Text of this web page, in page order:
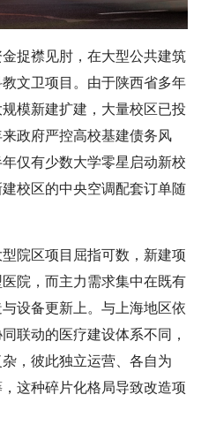
捉襟见肘，在大型公共建筑
文卫项目。由于陕西省多年
模新建扩建，大量校区已投
政府严控高校基建债务风
仅有少数大学零星启动新校
校区的中央空调配套订单随
院区项目屈指可数，新建项
院，而主力需求集中在既有
设备更新上。与上海地区依
联动的医疗建设体系不同，
，彼此独立运营、各自为
这种碎片化格局导致改造项